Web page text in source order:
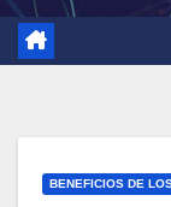
BENEFICIOS DE